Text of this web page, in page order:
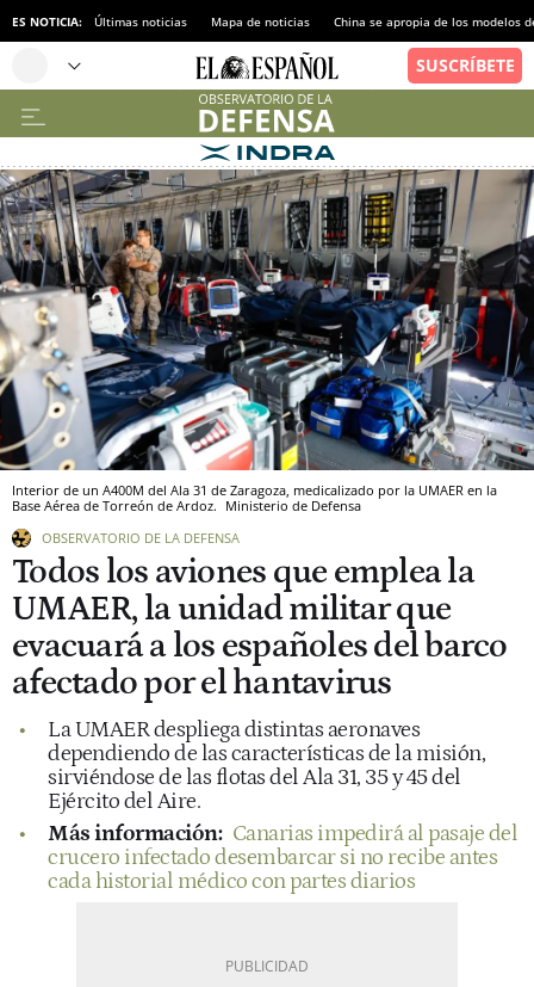
ES NOTICIA: Últimas noticias Mapa de noticias China se apropia de los modelos
Interior de un A400M del Ala 31 de Zaragoza, medicalizado por la UMAER en la
Base Aérea de Torreón de Ardoz. Ministerio de Defensa
OBSERVATORIO DE LA DEFENSA
Todos los aviones que emplea la
UMAER, la unidad militar que
evacuará a los españoles del barco
afectado por el hantavirus
La UMAER despliega distintas aeronaves
dependiendo de las características de la misión,
sirviéndose de las flotas del Ala 31, 35 y 45 del
Ejército del Aire.
Más información: Canarias impedirá al pasaje del
crucero infectado desembarcar si no recibe antes
cada historial médico con partes diarios